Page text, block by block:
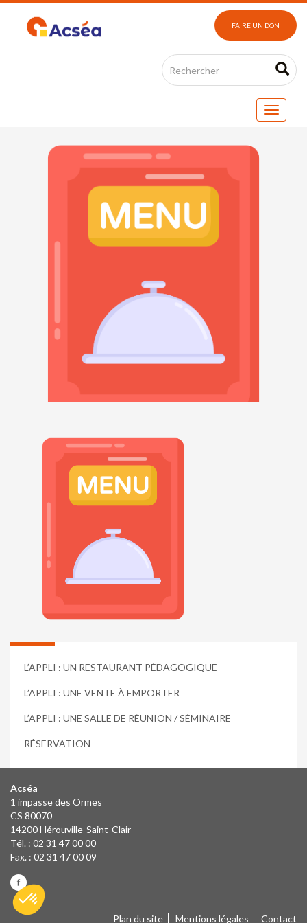
FAIRE UN DON
L’APPLI : UN RESTAURANT PÉDAGOGIQUE
L’APPLI : UNE VENTE À EMPORTER
L’APPLI : UNE SALLE DE RÉUNION / SÉMINAIRE
RÉSERVATION
Acséa
1 impasse des Ormes
CS 80070
14200 Hérouville-Saint-Clair
Tél. : 02 31 47 00 00
Fax. : 02 31 47 00 09
Plan du site Mentions légales Contact